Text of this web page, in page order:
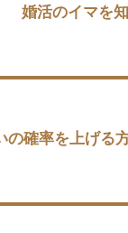
婚活のイマを
の確率を上げる